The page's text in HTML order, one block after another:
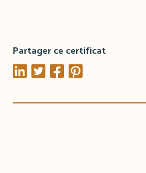
Partager ce certificat